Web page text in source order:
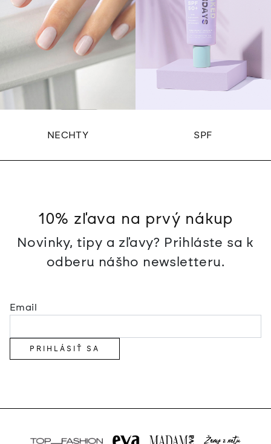
NECHTY SPF
10% zľava na prvý nákup
Novinky, tipy a zľavy? Prihláste sa k
odberu nášho newsletteru.
Email
PRIHLÁSIŤ SA